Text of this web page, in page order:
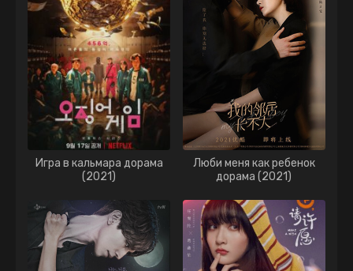
Игра в кальмара дорама
(2021)
Люби меня как ребенок
дорама (2021)